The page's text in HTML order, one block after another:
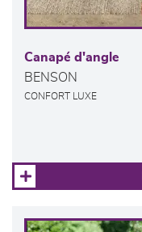
Canapé d'angle
BENSON
CONFORT LUXE